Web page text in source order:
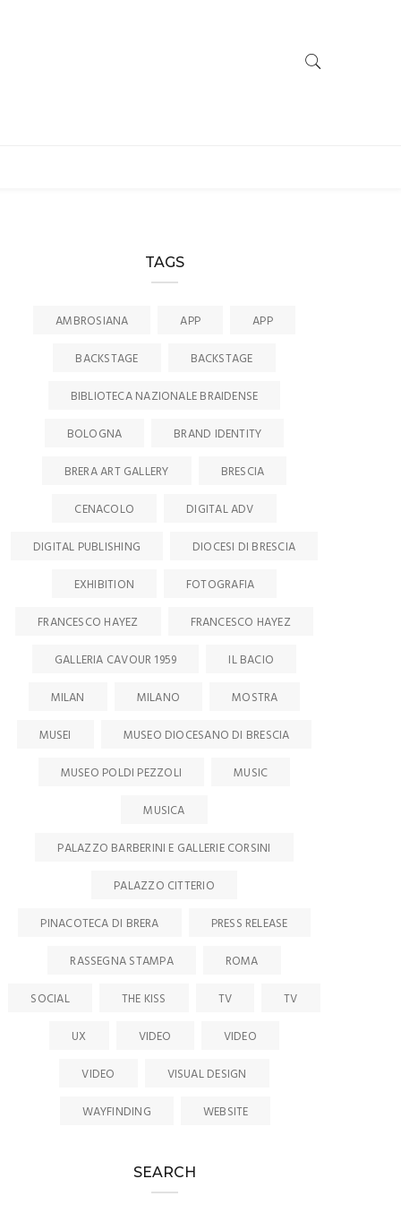
TAGS
AMBROSIANA APP
APP
BACKSTAGE
BACKSTAGE
BIBLIOTECA NAZIONALE BRAIDENSE
BOLOGNA
BRAND IDENTITY
BRERA ART GALLERY
BRESCIA
CENACOLO
DIGITAL ADV
DIGITAL PUBLISHING
DIOCESI DI BRESCIA
EXHIBITION
FOTOGRAFIA
FRANCESCO HAYEZ
FRANCESCO HAYEZ
GALLERIA CAVOUR 1959
IL BACIO
MILAN
MILANO
MOSTRA
MUSEI
MUSEO DIOCESANO DI BRESCIA
MUSEO POLDI PEZZOLI
MUSIC
MUSICA
PALAZZO BARBERINI E GALLERIE CORSINI
PALAZZO CITTERIO
PINACOTECA DI BRERA
PRESS RELEASE
RASSEGNA STAMPA
ROMA
SOCIAL
THE KISS TV
TV
UX
VIDEO
VIDEO
VIDEO
VISUAL DESIGN
WAYFINDING
WEBSITE
SEARCH